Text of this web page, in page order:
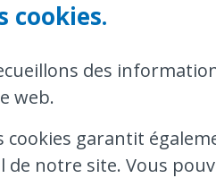
ne sera appliqué
vous passez d’une
votre voyage en train,
En cas de situations
0800 30 230.
cookies.
des
web.
cookies garantit
notre site. Vous